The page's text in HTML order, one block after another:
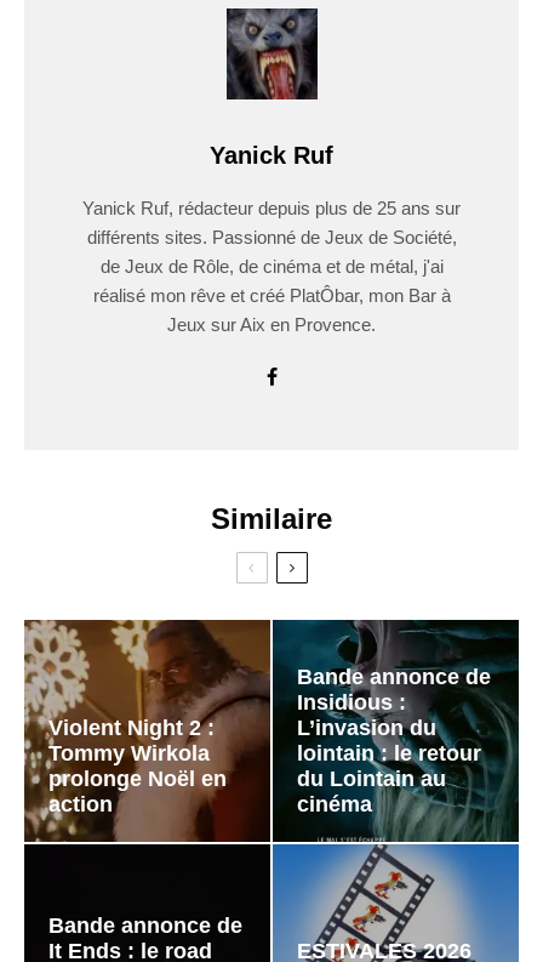
Yanick Ruf
Yanick Ruf, rédacteur depuis plus de 25 ans sur
différents sites. Passionné de Jeux de Société,
de Jeux de Rôle, de cinéma et de métal, j'ai
réalisé mon rêve et créé PlatÔbar, mon Bar à
Jeux sur Aix en Provence.
Similaire
Violent Night 2 :
Tommy Wirkola
prolonge Noël en
action
Bande annonce de
Insidious :
L’invasion du
lointain : le retour
du Lointain au
cinéma
Bande annonce de
It Ends : le road
ESTIVALES 2026